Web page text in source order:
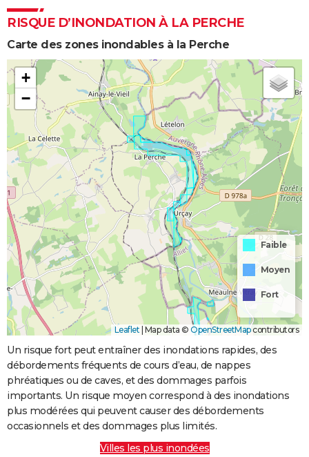
Bricolage
Lifestyle
Culture
Sport
Auto
Television
Voyage
Cinema
RISQUE D’INONDATION À LA PERCHE
Carte des zones inondables à la Perche
+
−
Faible
Moyen
Fort
Leaflet | Map data © OpenStreetMapcontributors
Un risque fort peut entraîner des inondations rapides, des
débordements fréquents de cours d’eau, de nappes
phréatiques ou de caves, et des dommages parfois
importants. Un risque moyen correspond à des inondations
plus modérées qui peuvent causer des débordements
occasionnels et des dommages plus limités.
Villes les plus inondées